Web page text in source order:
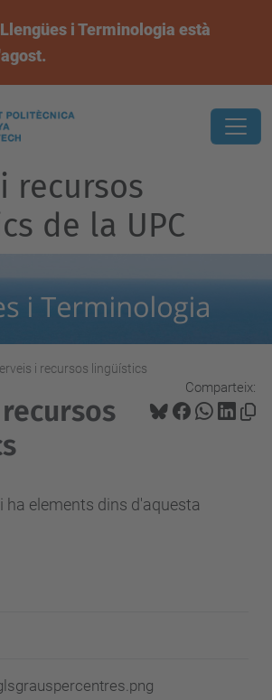
i Terminologia està
recursos
de la UPC
i recursos lingüístics
Comparteix:
ha elements dins d'aquesta